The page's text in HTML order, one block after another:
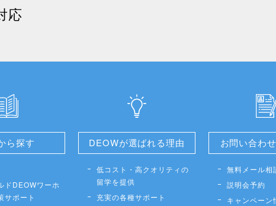
応
ら探す
ドDEOWワーホ
サポート
DEOWが選ばれる理由
低コスト・高クオリティの
留学を提供
充実の各種サポート
お問い合わ
無料メール相
説明会予約
キャンペーン